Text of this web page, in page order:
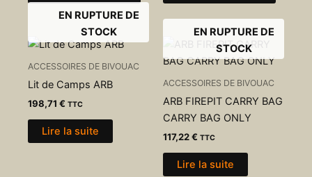
EN RUPTURE DE
STOCK
ACCESSOIRES DE BIVOUAC
Lit de Camps ARB
198,71 € TTC
Lire la suite
EN RUPTURE DE
STOCK
ACCESSOIRES DE BIVOUAC
ARB FIREPIT CARRY BAG
CARRY BAG ONLY
117,22€ TTC
Lire la suite